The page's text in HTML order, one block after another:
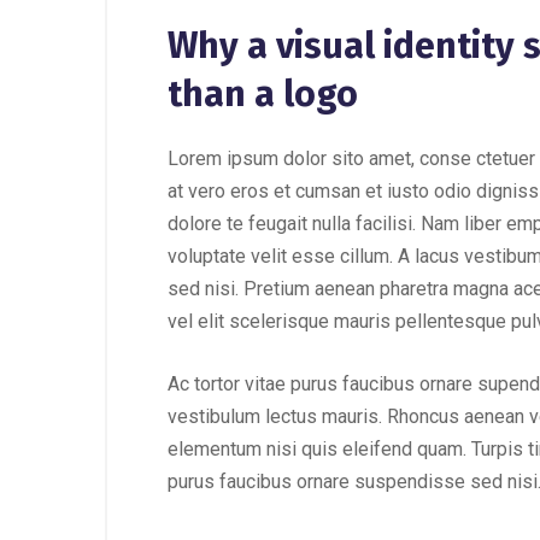
Why a visual identity
than a logo
Lorem ipsum dolor sito amet, conse
at vero eros et cumsan et iusto odio
dolore te feugait nulla facilisi. Nam liber
voluptate velit esse cillum. A lacus
sed nisi. Pretium aenean pharetra magna
vel elit scelerisque mauris pellentesque
Ac tortor vitae purus faucibus ornare
vestibulum lectus mauris. Rhoncus
elementum nisi quis eleifend quam. Turpis
purus faucibus ornare suspendisse sed nisi.